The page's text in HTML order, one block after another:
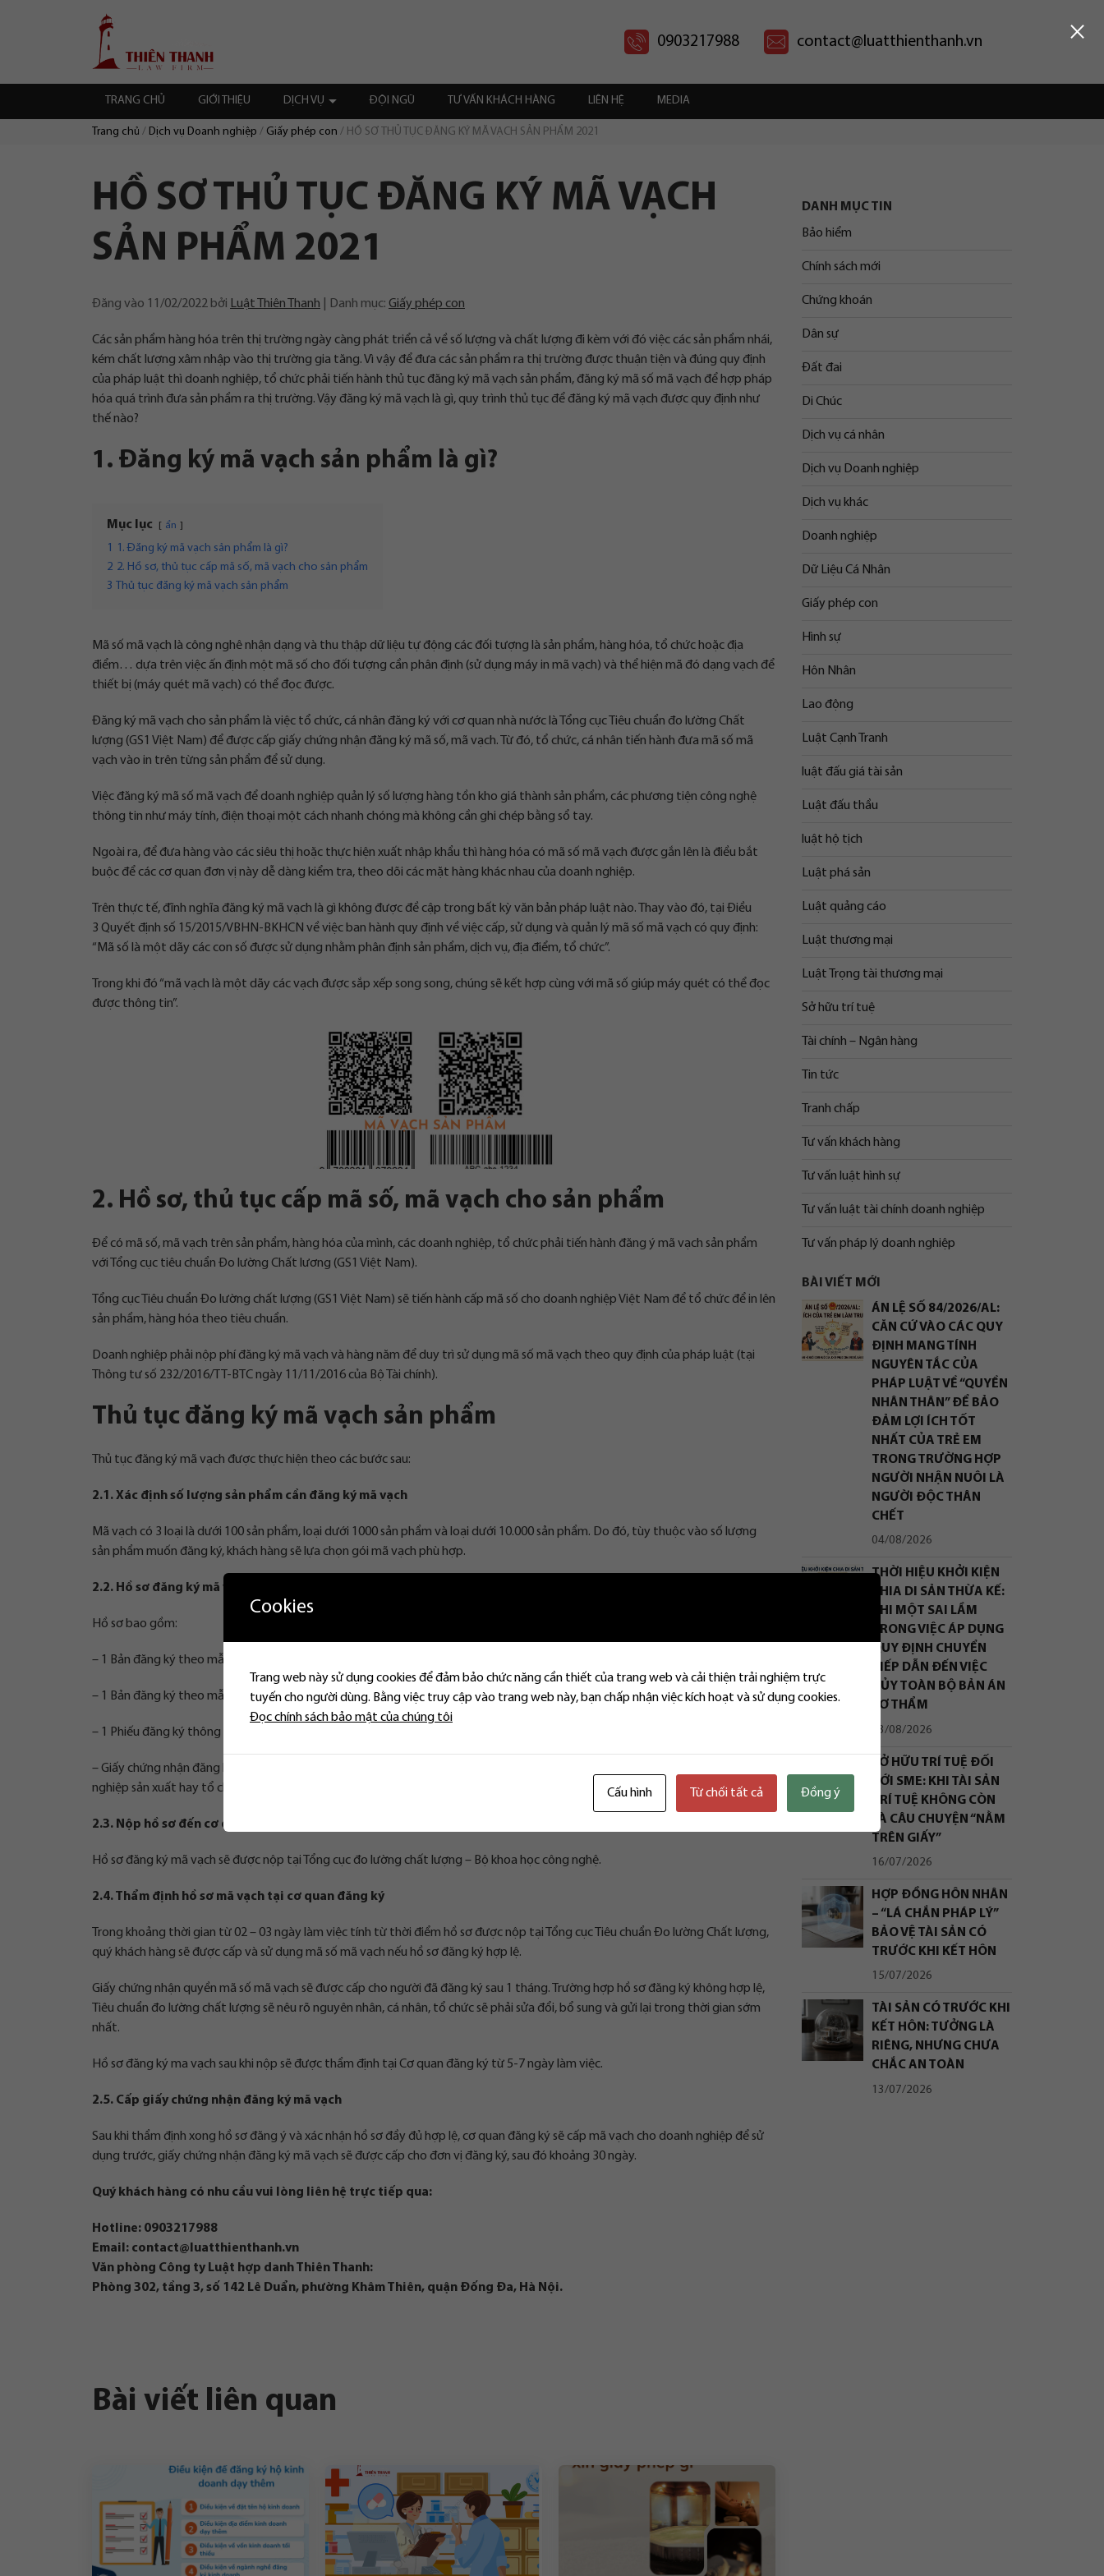
Trang
chủ
0903217988 contact@luatthienthanh.vn
TRANG CHỦ GIỚI THIỆU DỊCH VỤ ĐỘI NGŨ TƯ VẤN KHÁCH HÀNG LIÊN HỆ MEDIA
Duyệt:
Trang chủ Dịch vụ Doanh nghiệp Giấy phép con HỒ SƠ THỦ TỤC ĐĂNG KÝ MÃ VẠCH SẢN PHẨM 2021
HỒ SƠ THỦ TỤC ĐĂNG KÝ MÃ VẠCH
SẢN PHẨM 2021
Đăng vào 11/02/2022 bởi Luật Thiên Thanh Danh mục: Giấy phép con
Các sản phẩm hàng hóa trên thị trường ngày càng phát triển cả về số lượng và chất lượng đi kèm với đó việc các sản phẩm nhái,
kém chất lượng xâm nhập vào thị trường gia tăng. Vì vậy để đưa các sản phẩm ra thị trường được thuận tiện và đúng quy định
của pháp luật thì doanh nghiệp, tổ chức phải tiến hành thủ tục đăng ký mã vạch sản phẩm, đăng ký mã số mã vạch để hợp pháp
hóa quá trình đưa sản phẩm ra thị trường. Vậy đăng ký mã vạch là gì, quy trình thủ tục để đăng ký mã vạch được quy định như
thế nào?
1. Đăng ký mã vạch sản phẩm là gì?
Mục lục ẩn
1 1. Đăng ký mã vạch sản phẩm là gì?
2 2. Hồ sơ, thủ tục cấp mã số, mã vạch cho sản phẩm
3 Thủ tục đăng ký mã vạch sản phẩm
Mã số mã vạch là công nghê nhận dạng và thu thập dữ liệu tự động các đối tượng là sản phẩm, hàng hóa, tổ chức hoặc địa
điểm… dựa trên việc ấn định một mã số cho đối tượng cần phân định (sử dụng máy in mã vạch) và thể hiện mã đó dạng vạch để
thiết bị (máy quét mã vạch) có thể đọc được.
Đăng ký mã vạch cho sản phẩm là việc tổ chức, cá nhân đăng ký với cơ quan nhà nước là Tổng cục Tiêu chuẩn đo lường Chất
lượng (GS1 Việt Nam) để được cấp giấy chứng nhận đăng ký mã số, mã vạch. Từ đó, tổ chức, cá nhân tiến hành đưa mã số mã
vạch vào in trên từng sản phẩm để sử dụng.
Việc đăng ký mã số mã vạch để doanh nghiệp quản lý số lượng hàng tồn kho giá thành sản phẩm, các phương tiện công nghệ
thông tin như máy tính, điện thoại một cách nhanh chóng mà không cần ghi chép bằng sổ tay.
Ngoài ra, để đưa hàng vào các siêu thị hoặc thực hiện xuất nhập khẩu thì hàng hóa có mã số mã vạch được gắn lên là điều bắt
buộc để các cơ quan đơn vị này dễ dàng kiểm tra, theo dõi các mặt hàng khác nhau của doanh nghiệp.
Trên thực tế, đĩnh nghĩa đăng ký mã vạch là gì không được đề cập trong bất kỳ văn bản pháp luật nào. Thay vào đó, tại Điều
3 Quyết định số 15/2015/VBHN-BKHCN về việc ban hành quy định về việc cấp, sử dụng và quản lý mã số mã vạch có quy định:
“Mã số là một dãy các con số được sử dụng nhằm phân định sản phẩm, dịch vụ, địa điểm, tổ chức”.
Trong khi đó “mã vạch là một dãy các vạch được sắp xếp song song, chúng sẽ kết hợp cùng với mã số giúp máy quét có thể đọc
được thông tin”.
2. Hồ sơ, thủ tục cấp mã số, mã vạch cho sản phẩm
Để có mã số, mã vạch trên sản phẩm, hàng hóa của mình, các doanh nghiệp, tổ chức phải tiến hành đăng ý mã vạch sản phẩm
với Tổng cục tiêu chuẩn Đo lường Chất lương (GS1 Việt Nam).
Tổng cục Tiêu chuẩn Đo lường chất lượng (GS1 Việt Nam) sẽ tiến hành cấp mã số cho doanh nghiệp Việt Nam để tổ chức để in lên
sản phẩm, hàng hóa theo tiêu chuẩn.
Doanh nghiệp phải nộp phí đăng ký mã vạch và hàng năm để duy trì sử dụng mã số mã vạch theo quy định của pháp luật (tại
Thông tư số 232/2016/TT-BTC ngày 11/11/2016 của Bộ Tài chính).
Thủ tục đăng ký mã vạch sản phẩm
Thủ tục đăng ký mã vạch được thực hiện theo các bước sau:
2.1. Xác định số lượng sản phẩm cần đăng ký mã vạch
Mã vạch có 3 loại là dưới 100 sản phẩm, loại dưới 1000 sản phẩm và loại dưới 10.000 sản phẩm. Do đó, tùy thuộc vào số lượng
sản phẩm muốn đăng ký, khách hàng sẽ lựa chọn gói mã vạch phù hợp.
2.2. Hồ sơ đăng ký mã vạch cho sản phẩm
Hồ sơ bao gồm:
– 1 Bản đăng ký theo mẫu Bộ Khoa học và Công nghệ.
– 1 Bản đăng ký theo mẫu danh mục sản phẩm sử dụng mã số vật phẩm.
– 1 Phiếu đăng ký thông tin theo mẫu quy định cho cơ sở dữ liệu GS1.
– Giấy chứng nhận đăng ký kinh donah (bản sao) hoặc quyết định thành lập (bản sao) tùy thuộc vào đối tượng đăng ký là doanh
nghiệp sản xuất hay tổ chức khác.
2.3. Nộp hồ sơ đến cơ quan đăng ký mã vạch
Hồ sơ đăng ký mã vạch sẽ được nộp tại Tổng cục đo lường chất lượng – Bộ khoa học công nghệ.
2.4. Thẩm định hồ sơ mã vạch tại cơ quan đăng ký
Trong khoảng thời gian từ 02 – 03 ngày làm việc tính từ thời điểm hồ sơ được nộp tại Tổng cục Tiêu chuẩn Đo lường Chất lượng,
quý khách hàng sẽ được cấp và sử dụng mã số mã vạch nếu hồ sơ đăng ký hợp lệ.
Giấy chứng nhận quyền mã số mã vạch sẽ được cấp cho người đã đăng ký sau 1 tháng. Trường hợp hồ sơ đăng ký không hợp lệ,
Tiêu chuẩn đo lường chất lượng sẽ nêu rõ nguyên nhân, cá nhân, tổ chức sẽ phải sửa đổi, bổ sung và gửi lại trong thời gian sớm
nhất.
Hồ sơ đăng ký ma vạch sau khi nộp sẽ được thẩm định tại Cơ quan đăng ký từ 5-7 ngày làm việc.
2.5. Cấp giấy chứng nhận đăng ký mã vạch
Sau khi thẩm định xong hồ sơ đăng ý và xác nhận hồ sơ đầy đủ hợp lệ, cơ quan đăng ký sẽ cấp mã vạch cho doanh nghiệp để sử
dụng trước, giấy chứng nhận đăng ký mã vạch sẽ được cấp cho đơn vị đăng ký, sau đó khoảng 30 ngày.
Quý khách hàng có nhu cầu vui lòng liên hệ trực tiếp qua:
Hotline: 0903217988
Email: contact@luatthienthanh.vn
Văn phòng Công ty Luật hợp danh Thiên Thanh:
Phòng 302, tầng 3, số 142 Lê Duẩn, phường Khâm Thiên, quận Đống Đa, Hà Nội.
Bài viết liên quan
DANH MỤC TIN
Bảo hiểm
Chính sách mới
Chứng khoán
Dân sự
Đất đai
Di Chúc
Dịch vụ cá nhân
Dịch vụ Doanh nghiệp
Dịch vụ khác
Doanh nghiệp
Dữ Liệu Cá Nhân
Giấy phép con
Hình sự
Hôn Nhân
Lao động
Luật Cạnh Tranh
luật đấu giá tài sản
Luật đấu thầu
luật hộ tịch
Luật phá sản
Luật quảng cáo
Luật thương mại
Luật Trọng tài thương mại
Sở hữu trí tuệ
Tài chính – Ngân hàng
Tin tức
Tranh chấp
Tư vấn khách hàng
Tư vấn luật hình sự
Tư vấn luật tài chính doanh nghiệp
Tư vấn pháp lý doanh nghiệp
BÀI VIẾT MỚI
ÁN LỆ SỐ 84/2026/AL:
CĂN CỨ VÀO CÁC QUY
ĐỊNH MANG TÍNH
NGUYÊN TẮC CỦA
PHÁP LUẬT VỀ “QUYỀN
NHÂN THÂN” ĐỂ BẢO
ĐẢM LỢI ÍCH TỐT
NHẤT CỦA TRẺ EM
TRONG TRƯỜNG HỢP
NGƯỜI NHẬN NUÔI LÀ
NGƯỜI ĐỘC THÂN
CHẾT
04/08/2026
THỜI HIỆU KHỞI KIỆN
CHIA DI SẢN THỪA KẾ:
KHI MỘT SAI LẦM
TRONG VIỆC ÁP DỤNG
QUY ĐỊNH CHUYỂN
TIẾP DẪN ĐẾN VIỆC
HỦY TOÀN BỘ BẢN ÁN
SƠ THẨM
03/08/2026
SỞ HỮU TRÍ TUỆ ĐỐI
VỚI SME: KHI TÀI SẢN
TRÍ TUỆ KHÔNG CÒN
LÀ CÂU CHUYỆN “NẰM
TRÊN GIẤY”
16/07/2026
HỢP ĐỒNG HÔN NHÂN
– “LÁ CHẮN PHÁP LÝ”
BẢO VỆ TÀI SẢN CÓ
TRƯỚC KHI KẾT HÔN
15/07/2026
TÀI SẢN CÓ TRƯỚC KHI
KẾT HÔN: TƯỞNG LÀ
RIÊNG, NHƯNG CHƯA
CHẮC AN TOÀN
13/07/2026
×
Cookies
Trang web này sử dụng cookies để đảm bảo chức năng cần thiết của trang web và cải thiện trải nghiệm trực
tuyến cho người dùng. Bằng việc truy cập vào trang web này, bạn chấp nhận việc kích hoạt và sử dụng cookies.
Đọc chính sách bảo mật của chúng tôi
Cấu hình Từ chối tất cả Đồng ý